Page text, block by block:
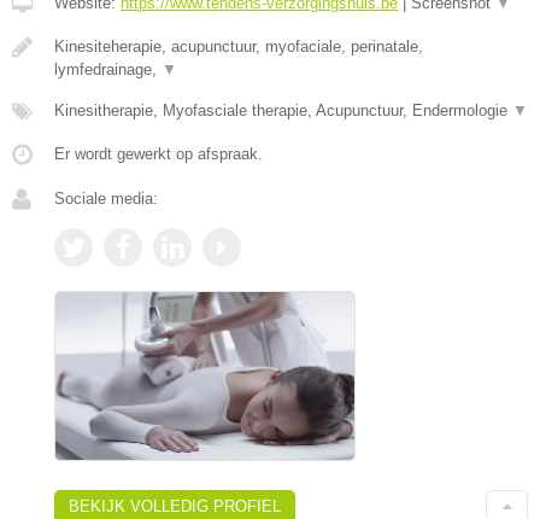
Kinesiteherapie, acupunctuur, myofaciale, perinatale,
lymfedrainage, ▼
Kinesitherapie, Myofasciale therapie, Acupunctuur, Endermologie ▼
Er wordt gewerkt op afspraak.
Sociale media:
BEKIJK VOLLEDIG PROFIEL